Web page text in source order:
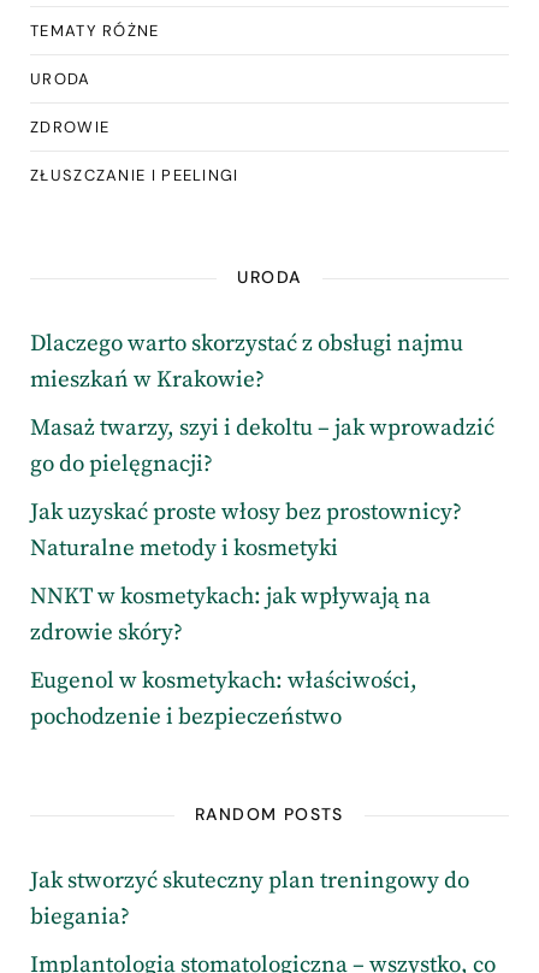
TEMATY RÓŻNE
URODA
ZDROWIE
ZŁUSZCZANIE I PEELINGI
URODA
Dlaczego warto skorzystać z obsługi najmu
mieszkań w Krakowie?
Masaż twarzy, szyi i dekoltu – jak wprowadzić
go do pielęgnacji?
Jak uzyskać proste włosy bez prostownicy?
Naturalne metody i kosmetyki
NNKT w kosmetykach: jak wpływają na
zdrowie skóry?
Eugenol w kosmetykach: właściwości,
pochodzenie i bezpieczeństwo
RANDOM POSTS
Jak stworzyć skuteczny plan treningowy do
biegania?
Implantologia stomatologiczna – wszystko, co